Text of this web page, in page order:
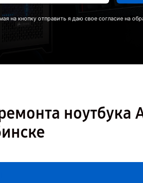
на кнопку отправить я даю свое согласие на
ноутбука